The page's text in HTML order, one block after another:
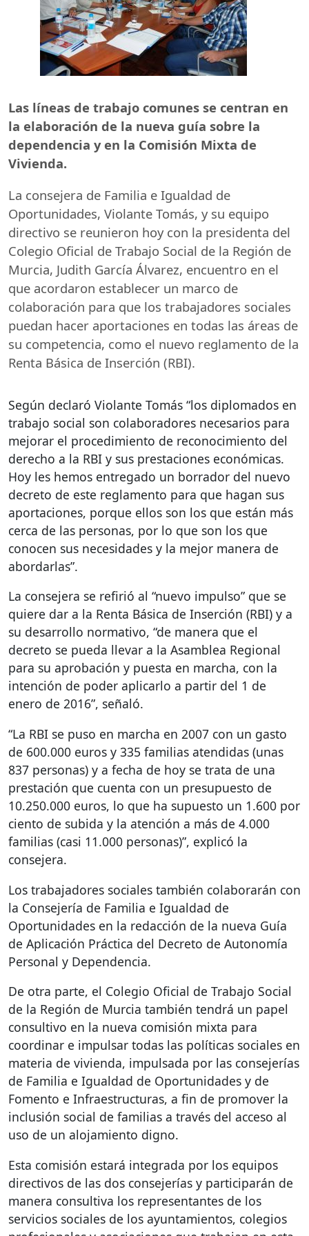
Las líneas de trabajo comunes se centran en
la elaboración de la nueva guía sobre la
dependencia y en la Comisión Mixta de
Vivienda.
La consejera de Familia e Igualdad de
Oportunidades, Violante Tomás, y su equipo
directivo se reunieron hoy con la presidenta del
Colegio Oficial de Trabajo Social de la Región de
Murcia, Judith García Álvarez, encuentro en el
que acordaron establecer un marco de
colaboración para que los trabajadores sociales
puedan hacer aportaciones en todas las áreas de
su competencia, como el nuevo reglamento de la
Renta Básica de Inserción (RBI).
Según declaró Violante Tomás “los diplomados en
trabajo social son colaboradores necesarios para
mejorar el procedimiento de reconocimiento del
derecho a la RBI y sus prestaciones económicas.
Hoy les hemos entregado un borrador del nuevo
decreto de este reglamento para que hagan sus
aportaciones, porque ellos son los que están más
cerca de las personas, por lo que son los que
conocen sus necesidades y la mejor manera de
abordarlas”.
La consejera se refirió al “nuevo impulso” que se
quiere dar a la Renta Básica de Inserción (RBI) y a
su desarrollo normativo, “de manera que el
decreto se pueda llevar a la Asamblea Regional
para su aprobación y puesta en marcha, con la
intención de poder aplicarlo a partir del 1 de
enero de 2016”, señaló.
“La RBI se puso en marcha en 2007 con un gasto
de 600.000 euros y 335 familias atendidas (unas
837 personas) y a fecha de hoy se trata de una
prestación que cuenta con un presupuesto de
10.250.000 euros, lo que ha supuesto un 1.600 por
ciento de subida y la atención a más de 4.000
familias (casi 11.000 personas)”, explicó la
consejera.
Los trabajadores sociales también colaborarán con
la Consejería de Familia e Igualdad de
Oportunidades en la redacción de la nueva Guía
de Aplicación Práctica del Decreto de Autonomía
Personal y Dependencia.
De otra parte, el Colegio Oficial de Trabajo Social
de la Región de Murcia también tendrá un papel
consultivo en la nueva comisión mixta para
coordinar e impulsar todas las políticas sociales en
materia de vivienda, impulsada por las consejerías
de Familia e Igualdad de Oportunidades y de
Fomento e Infraestructuras, a fin de promover la
inclusión social de familias a través del acceso al
uso de un alojamiento digno.
Esta comisión estará integrada por los equipos
directivos de las dos consejerías y participarán de
manera consultiva los representantes de los
servicios sociales de los ayuntamientos, colegios